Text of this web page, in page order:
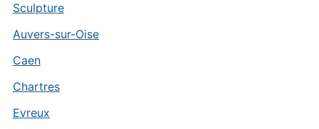
Sculpture
Auvers-sur-Oise
Caen
Chartres
Evreux